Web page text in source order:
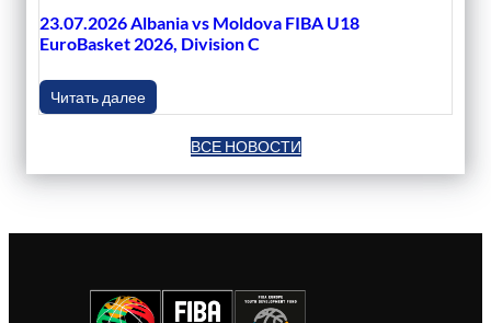
23.07.2026 Albania vs Moldova FIBA U18
EuroBasket 2026, Division C
Читать далее
ВСЕ НОВОСТИ